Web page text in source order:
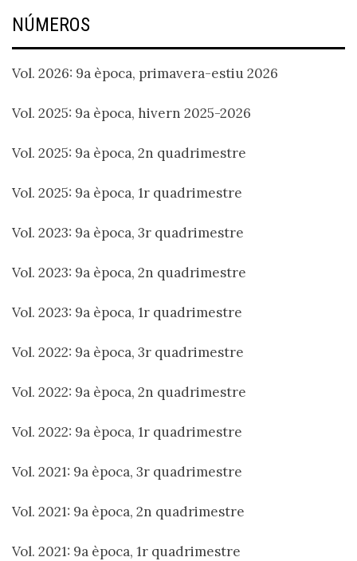
NÚMEROS
Vol. 2026: 9a època, primavera-estiu 2026
Vol. 2025: 9a època, hivern 2025-2026
Vol. 2025: 9a època, 2n quadrimestre
Vol. 2025: 9a època, 1r quadrimestre
Vol. 2023: 9a època, 3r quadrimestre
Vol. 2023: 9a època, 2n quadrimestre
Vol. 2023: 9a època, 1r quadrimestre
Vol. 2022: 9a època, 3r quadrimestre
Vol. 2022: 9a època, 2n quadrimestre
Vol. 2022: 9a època, 1r quadrimestre
Vol. 2021: 9a època, 3r quadrimestre
Vol. 2021: 9a època, 2n quadrimestre
Vol. 2021: 9a època, 1r quadrimestre